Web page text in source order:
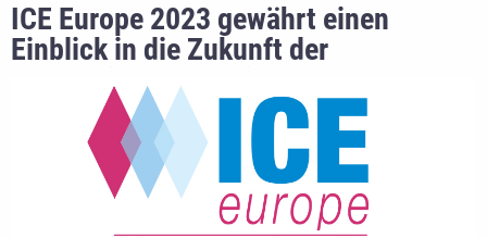
ICE Europe 2023 gewährt einen
Einblick in die Zukunft der
Converting-Industrie